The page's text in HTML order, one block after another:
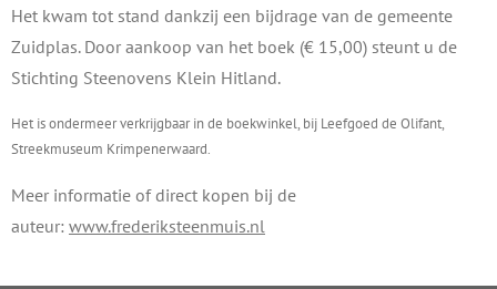
Het kwam tot stand dankzij een bijdrage van de gemeente
Zuidplas. Door aankoop van het boek (€ 15,00) steunt u de
Stichting Steenovens Klein Hitland.
Het is ondermeer verkrijgbaar in de boekwinkel, bij Leefgoed de Olifant,
Streekmuseum Krimpenerwaard.
Meer informatie of direct kopen bij de
auteur: www.frederiksteenmuis.nl